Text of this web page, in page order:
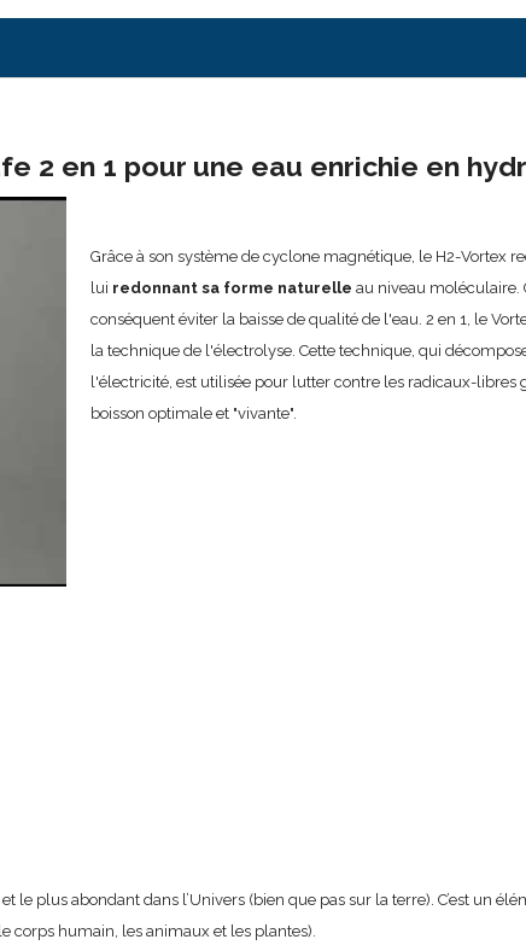
2 en 1 pour une eau enrichie en
Grâce à son système de cyclone magnétique, le H2-Vortex
lui redonnant sa forme naturelle au niveau moléculaire.
conséquent éviter la baisse de qualité de l'eau. 2 en 1, le
la technique de l'électrolyse. Cette technique, qui
l'électricité, est utilisée pour lutter contre les radicaux-libres
boisson optimale et "vivante".
plus abondant dans l’Univers (bien que pas sur la terre). C’est un
corps humain, les animaux et les plantes).